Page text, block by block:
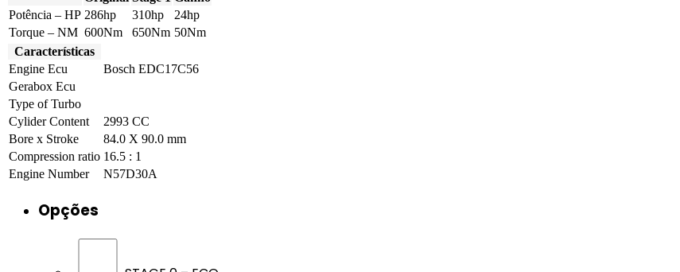
Potência – HP 286hp 310hp
24hp
Torque – NM 600Nm 650Nm 50Nm
Características
Engine Ecu
Bosch EDC17C56
Gerabox Ecu
Type of Turbo
Cylider Content
2993 CC
Bore x Stroke
84.0 X 90.0 mm
Compression ratio 16.5 : 1
Engine Number
N57D30A
Opções